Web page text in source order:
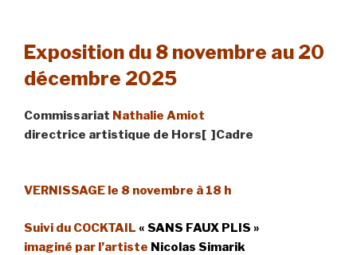
Exposition du 8 novembre au 20
décembre 2025
Commissariat Nathalie Amiot
directrice artistique de Hors[ ]Cadre
VERNISSAGE le 8 novembre à 18 h
Suivi du COCKTAIL « SANS FAUX PLIS »
imaginé par l’artiste Nicolas Simarik